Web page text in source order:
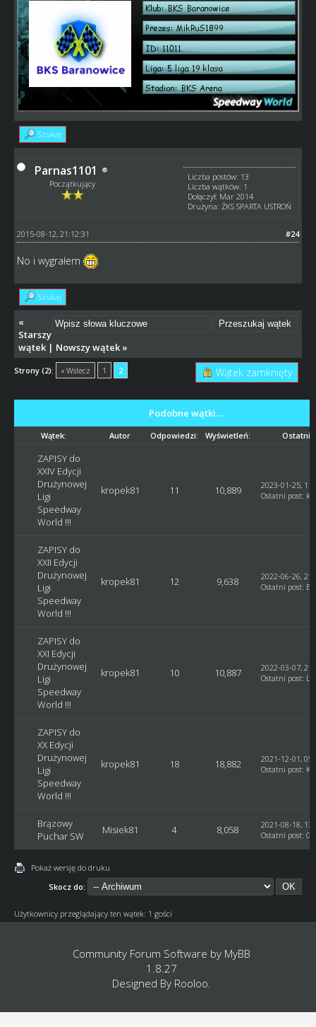
Szukaj
Parnas1101
Początkujący
Liczba postów: 13
Liczba wątków: 1
Dołączył: Mar 2014
Drużyna: ŻKS SPARTA USTROŃ
#24
2015-08-12, 21:12:31
No i wygrałem
Szukaj
«
Starszy
wątek| Nowszy wątek»
Strony (2): « Wstecz 1 2 Wątek zamknięty
Podobne wątki…
Wątek: Autor Odpowiedzi: Wyświetleń: Ostatni
ZAPISY do
XXIV Edycji
Drużynowej
Ligi
Speedway
World !!!
kropek81 11 10,889
2023-01-25,
Ostatni post:
ZAPISY do
XXII Edycji
Drużynowej
Ligi
Speedway
World !!!
kropek81 12 9,638
2022-06-26,
Ostatni post:
ZAPISY do
XXI Edycji
Drużynowej
Ligi
Speedway
World !!!
kropek81 10 10,887
2022-03-07,
Ostatni post:
ZAPISY do
XX Edycji
Drużynowej
Ligi
Speedway
World !!!
kropek81 18 18,882
2021-12-01,
Ostatni post:
Brązowy
Puchar SW
Misiek81 4 8,058
2021-08-18,
Ostatni post:
Pokaż wersję do druku
Skocz do:
Użytkownicy przeglądający ten wątek: 1 gości
Community Forum Software by MyBB
1.8.27
Designed By Rooloo.